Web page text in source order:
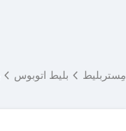
مِستربلیط بلیط اتوبوس